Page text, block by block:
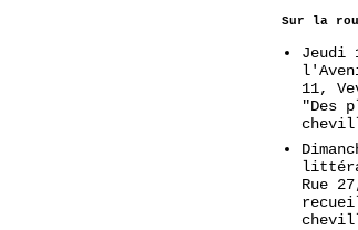
Sur la
Jeudi
11,
"Des
Rue